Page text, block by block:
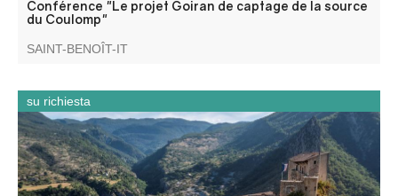
Conférence "Le projet Goiran de captage de la source
du Coulomp"
SAINT-BENOÎT-IT
Forteresse juchée sur son éperon rocheux, vos élèves
découvriront, dans cette citadelle, le fonctionnement d’un
tel monument militaire et ses phases de construction.
su richiesta